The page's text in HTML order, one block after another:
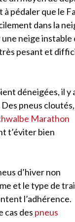
à pédaler que le
dans la
neige instable
pesant et
déneigées, il y
pneus cloutés,
Marathon
t’éviter bien
d’hiver non
et le type de
l’adhérence.
cas des pneus